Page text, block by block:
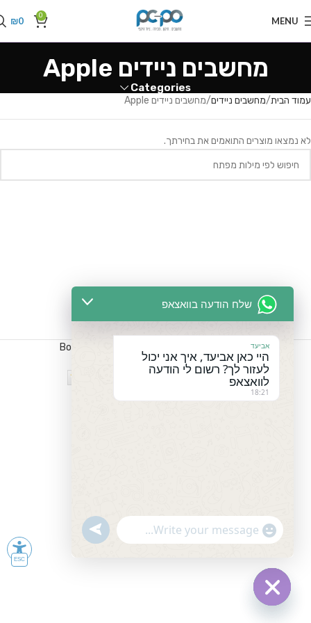
MENU
0
₪0
מחשבים ניידים Apple
Categories
עמוד הבית מחשבים ניידים מחשבים ניידים Apple
לא נמצאו מוצרים התואמים את בחירתך.
כל הזכויות שמורות לPC-PO נבנה ע"י Boostoday
שלח הודעה בוואצאפ
אביעד
היי כאן אביעד, איך אני יכול
לעזור לך? רשום לי הודעה
לוואצאפ
18:21
"+chaty_settings.lang.emoji_picker+"
WhatsApp
undefined